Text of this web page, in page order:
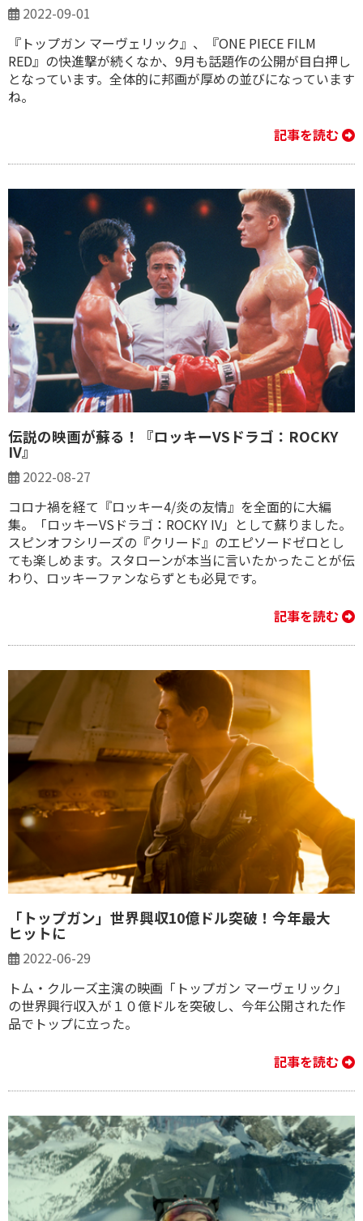
2022-09-01
『トップガン マーヴェリック』、『ONE PIECE FILM
RED』の快進撃が続くなか、9月も話題作の公開が目白押し
となっています。全体的に邦画が厚めの並びになっています
ね。
記事を読む
伝説の映画が蘇る！『ロッキーVSドラゴ：ROCKY
IV』
2022-08-27
コロナ禍を経て『ロッキー4/炎の友情』を全面的に大編
集。「ロッキーVSドラゴ：ROCKY IV」として蘇りました。
スピンオフシリーズの『クリード』のエピソードゼロとし
ても楽しめます。スタローンが本当に言いたかったことが伝
わり、ロッキーファンならずとも必見です。
記事を読む
「トップガン」世界興収10億ドル突破！今年最大
ヒットに
2022-06-29
トム・クルーズ主演の映画「トップガン マーヴェリック」
の世界興行収入が１０億ドルを突破し、今年公開された作
品でトップに立った。
記事を読む